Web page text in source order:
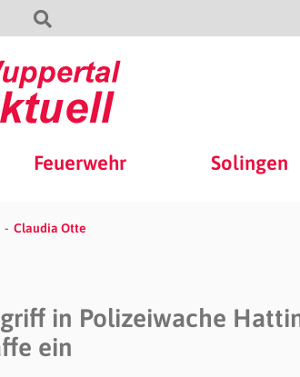
Feuerwehr Solingen
Claudia Otte
in Polizeiwache
ein